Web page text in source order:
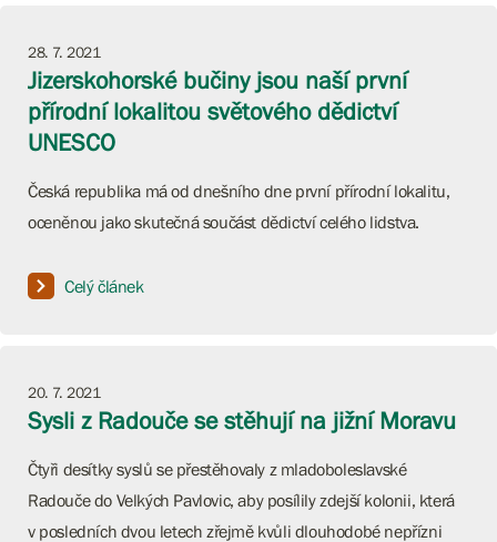
28. 7. 2021
Jizerskohorské bučiny jsou naší první
přírodní lokalitou světového dědictví
UNESCO
Česká republika má od dnešního dne první přírodní lokalitu,
oceněnou jako skutečná součást dědictví celého lidstva.
Celý článek
20. 7. 2021
Sysli z Radouče se stěhují na jižní Moravu
Čtyři desítky syslů se přestěhovaly z mladoboleslavské
Radouče do Velkých Pavlovic, aby posílily zdejší kolonii, která
v posledních dvou letech zřejmě kvůli dlouhodobé nepřízni